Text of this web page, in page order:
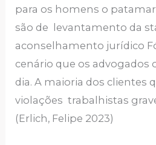
para os homens o patamar
são de levantamento da
aconselhamento jurídico
cenário que os advogados
dia. A maioria dos clientes
violações trabalhistas
(Erlich, Felipe 2023)